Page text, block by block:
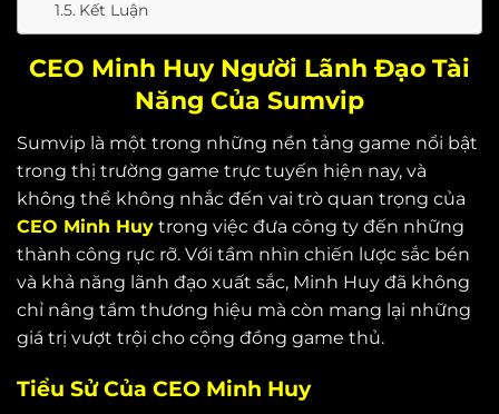
Kết Luận
CEO Minh Huy Người Lãnh Đạo Tài
Năng Của Sumvip
Sumvip là một trong những nền tảng game nổi bật
trong thị trường game trực tuyến hiện nay, và
không thể không nhắc đến vai trò quan trọng của
CEO Minh Huy trong việc đưa công ty đến những
thành công rực rỡ. Với tầm nhìn chiến lược sắc bén
và khả năng lãnh đạo xuất sắc, Minh Huy đã không
chỉ nâng tầm thương hiệu mà còn mang lại những
giá trị vượt trội cho cộng đồng game thủ.
Tiểu Sử Của CEO Minh Huy